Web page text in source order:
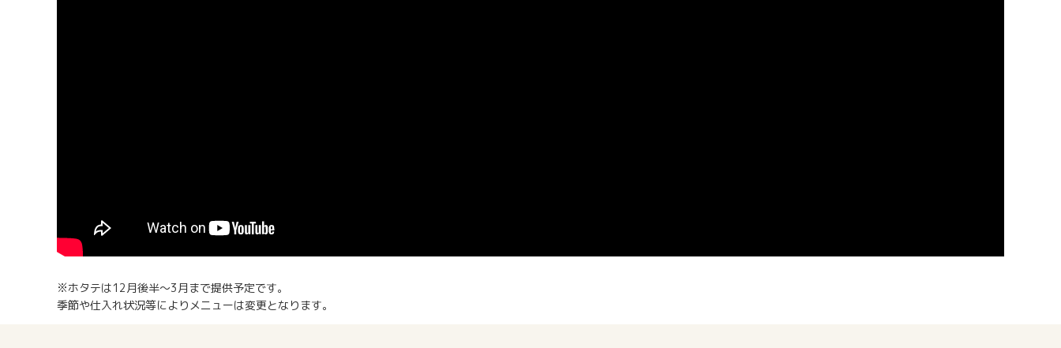
※ホタテは12月後半～3月まで提供予定です。
季節や仕入れ状況等によりメニューは変更となります。